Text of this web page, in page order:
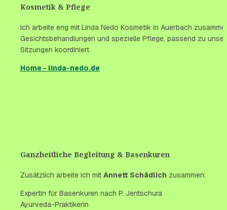
Kosmetik & Pflege
Ich arbeite eng mit Linda Nedo Kosmetik in Auerbach
Gesichtsbehandlungen und spezielle Pflege, passend zu
Sitzungen koordiniert.
Home - linda-nedo.de
Ganzheitliche Begleitung & Basenkuren
Zusätzlich arbeite ich mit Annett Schädlich zusammen:
Expertin für Basenkuren nach P. Jentschura
Ayurveda-Praktikerin